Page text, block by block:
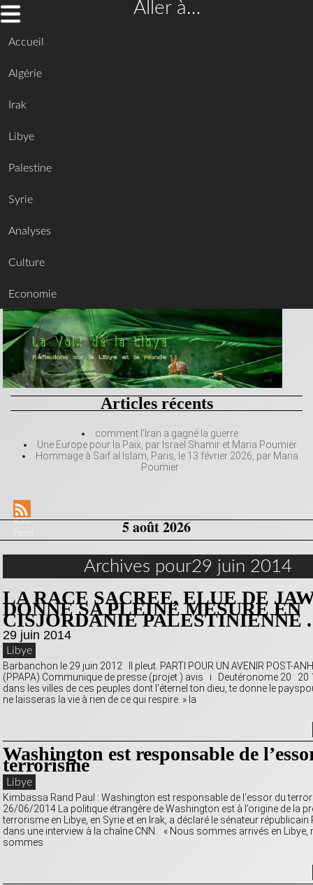
Aller à…
Accueil
Algérie
Irak
Libye
Palestine
Syrie
Analyses
Culture
Economie
Articles récents
comment l’Iran a gagné la guerre
Une Europe pour la Paix, par Israël Shamir et Maria Poumier
Hommage à Saif al Islam, Paris, le 13 février 2026, par Maria
Poumier
RSS
Feed
5 août 2026
Archives pour29 juin 2014
LA RACE SACREE, ELUE DE
DONNE SA PLEINE MESURE EN
CISJORDANIE PALESTINIENNE .
29 juin 2014
Libye
Barbanchon le 29 juin 2012 Il pleut. PARTI POUR UN AVENIR POST-
(PPAPA) Communique de presse (projet ) avis i Deutéronome 20 : 20
dans les villes de ces peuples dont l’éternel ton dieu, te donne le
ne laisseras la vie à rien de ce qui respire. » la
Washington est responsable de
terrorisme
Libye
Kimbassa Rand Paul : Washington est responsable de l’essor du
26/06/2014 La politique étrangère de Washington est à l’origine de la
terrorisme en Libye, en Syrie et en Irak, a déclaré le sénateur républicain
dans une interview à la chaîne CNN. « Nous sommes arrivés en
sommes